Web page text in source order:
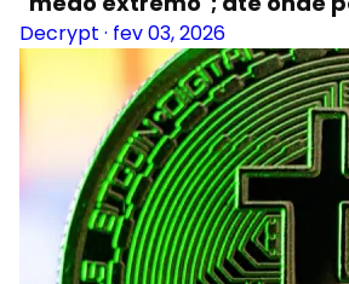
Decrypt · fev 03, 2026